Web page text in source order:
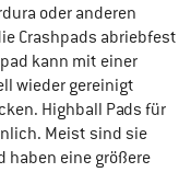
oder anderen
Crashpads abriebfest
kann mit einer
wieder gereinigt
Highball Pads für
Meist sind sie
haben eine größere